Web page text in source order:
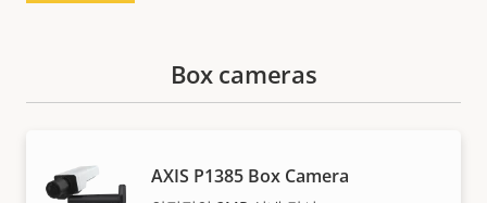
Box cameras
AXIS P1385 Box Camera